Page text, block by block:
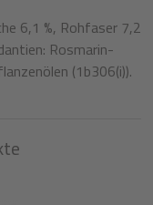
6,1 %, Rohfaser 7,2
Rosmarin-
(1b306(i)).